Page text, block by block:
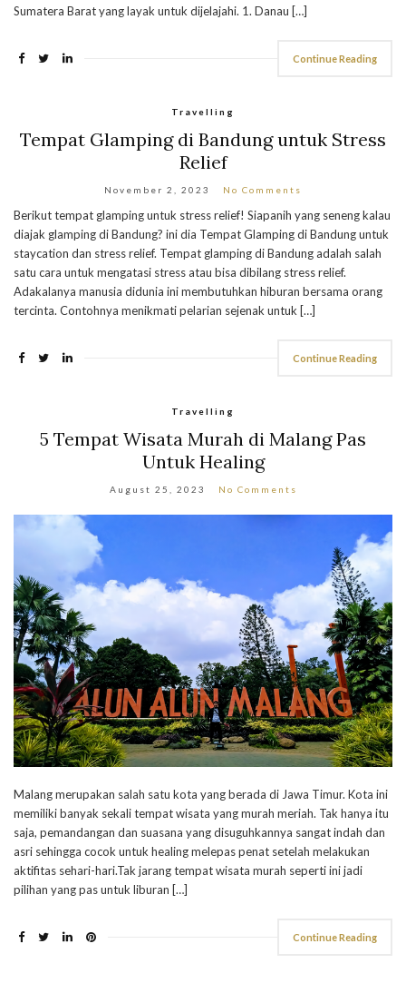
Sumatera Barat yang layak untuk dijelajahi. 1. Danau […]
Continue Reading
Travelling
Tempat Glamping di Bandung untuk Stress
Relief
November 2, 2023 No Comments
Berikut tempat glamping untuk stress relief! Siapanih yang seneng kalau
diajak glamping di Bandung? ini dia Tempat Glamping di Bandung untuk
staycation dan stress relief. Tempat glamping di Bandung adalah salah
satu cara untuk mengatasi stress atau bisa dibilang stress relief.
Adakalanya manusia didunia ini membutuhkan hiburan bersama orang
tercinta. Contohnya menikmati pelarian sejenak untuk […]
Continue Reading
Travelling
5 Tempat Wisata Murah di Malang Pas
Untuk Healing
August 25, 2023 No Comments
Malang merupakan salah satu kota yang berada di Jawa Timur. Kota ini
memiliki banyak sekali tempat wisata yang murah meriah. Tak hanya itu
saja, pemandangan dan suasana yang disuguhkannya sangat indah dan
asri sehingga cocok untuk healing melepas penat setelah melakukan
aktifitas sehari-hari.Tak jarang tempat wisata murah seperti ini jadi
pilihan yang pas untuk liburan […]
Continue Reading